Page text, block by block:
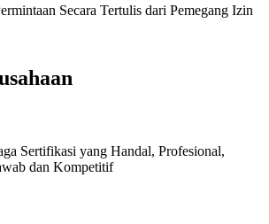
Secara Tertulis dari Pemegang Izin
Sertifikasi yang Handal, Profesional,
dan Kompetitif